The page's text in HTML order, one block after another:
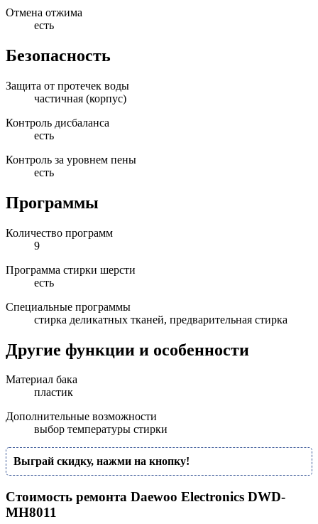
Отмена отжима
есть
Безопасность
Защита от протечек воды
частичная (корпус)
Контроль дисбаланса
есть
Контроль за уровнем пены
есть
Программы
Количество программ
9
Программа стирки шерсти
есть
Специальные программы
стирка деликатных тканей, предварительная стирка
Другие функции и особенности
Материал бака
пластик
Дополнительные возможности
выбор температуры стирки
Выграй скидку, нажми на кнопку!
Стоимость ремонта Daewoo Electronics DWD-
MH8011